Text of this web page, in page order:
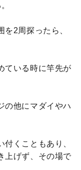
2周探ったら、
ている時に竿先が
の他にマダイやハ
くこともあり、
上げず、その場で